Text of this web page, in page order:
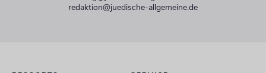
redaktion@juedische-allgemeine.de